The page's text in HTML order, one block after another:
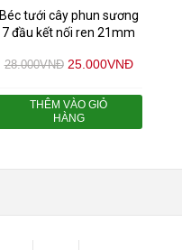
Béc tưới cây phun sương
7 đầu kết nối ren 21mm
28.000VNĐ 25.000VNĐ
THÊM VÀO GIỎ
HÀNG